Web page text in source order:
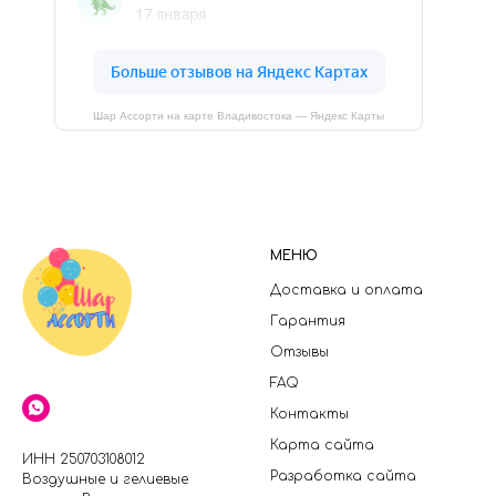
Шар Ассорти на карте Владивостока — Яндекс Карты
ИНН 250703108012
Воздушные и гелиевые
МЕНЮ
Доставка и оплата
Гарантия
Отзывы
FAQ
Контакты
Карта сайта
Разработка сайта